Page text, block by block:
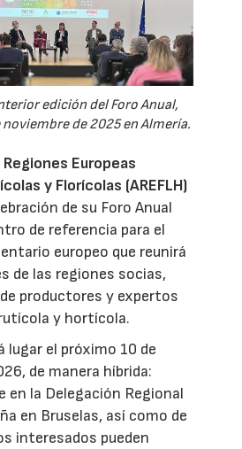
edición del Foro Anual,
de 2025 en Almería.
Europeas
y Florícolas (AREFLH)
de su Foro Anual
de referencia para el
europeo que reunirá
de las regiones socias,
productores y expertos
y hortícola.
lugar el próximo 10 de
de manera híbrida:
en la Delegación Regional
en Bruselas, así como de
interesados pueden